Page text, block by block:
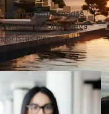
criptomonedas
Una nueva
hispanos en